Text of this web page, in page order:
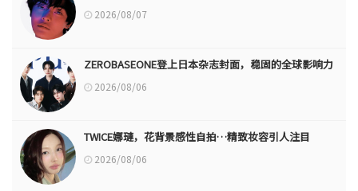
2026/08/07
ZEROBASEONE登上日本杂志封面，稳固的全球影响力
2026/08/06
TWICE娜璉，花背景感性自拍…精致妆容引人注目
2026/08/06